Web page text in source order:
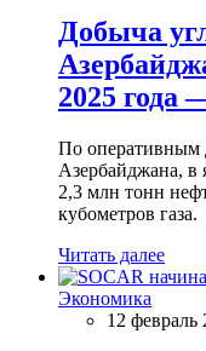
Добыча
2025 года
По оперативным
Азербайджана, в
2,3 млн тонн
кубометров газа.
Читать далее
Экономика
12 февраль